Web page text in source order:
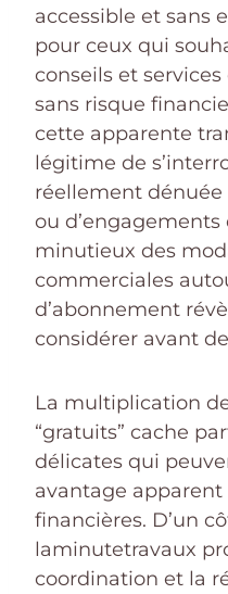
accessible et sans
pour ceux qui
conseils et
sans risque
cette apparente
légitime de
réellement
ou d’engagements
minutieux des
commerciales
d’abonnement
considérer avant
La multiplication
“gratuits” cache
délicates qui
avantage
financières. D’un
laminutetravaux
coordination et la